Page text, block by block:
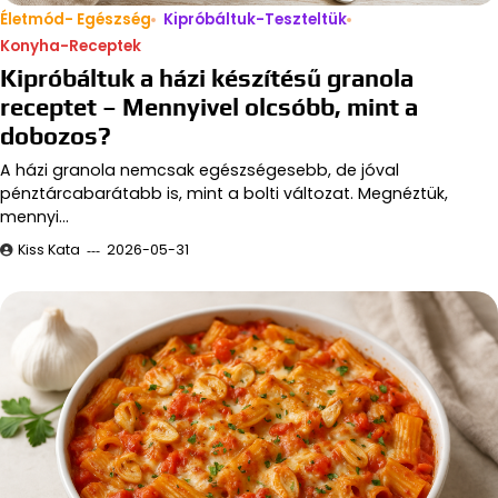
Életmód- Egészség
Kipróbáltuk-Teszteltük
Konyha-Receptek
Kipróbáltuk a házi készítésű granola
receptet – Mennyivel olcsóbb, mint a
dobozos?
A házi granola nemcsak egészségesebb, de jóval
pénztárcabarátabb is, mint a bolti változat. Megnéztük,
mennyi…
Kiss Kata 2026-05-31